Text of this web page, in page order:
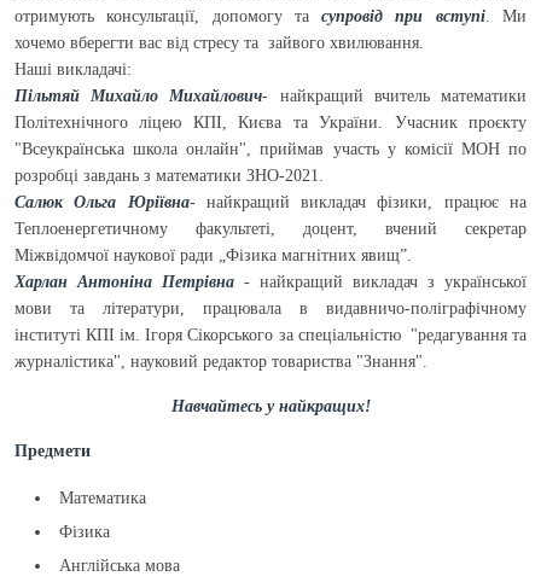
отримують консультації, допомогу тасупровід при вступі. Ми
хочемо вберегти вас від стресу та зайвого хвилювання.
Наші викладачі:
Пільтяй Михайло Михайлович- найкращий вчитель математики
Політехнічного ліцею КПІ, Києва та України. Учасник проєкту
"Всеукраїнська школа онлайн", приймав участь у комісії МОН по
розробці завдань з математики ЗНО-2021.
Салюк Ольга Юріївна- найкращий викладач фізики, працює на
Теплоенергетичному факультеті, доцент, вчений секретар
Міжвідомчої наукової ради „Фізика магнітних явищ”.
Харлан Антоніна Петрівна - найкращий викладач з української
мови та літератури, працювала в видавничо-поліграфічному
інституті КПІ ім. Ігоря Сікорського за спеціальністю "редагування та
журналістика", науковий редактор товариства "Знання".
Навчайтесь у найкращих!
Предмети
Математика
Фізика
Англійська мова